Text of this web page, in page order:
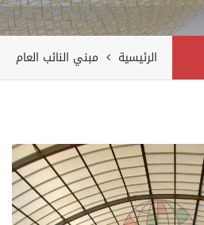
الرئيسية مبني النائب العام
Previous